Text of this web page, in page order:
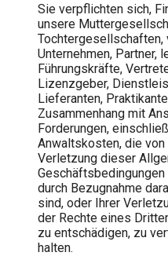
Sie verpflichten sich,
unsere
Tochtergesellschaften,
Unternehmen, Partner,
Führungskräfte,
Lizenzgeber,
Lieferanten,
Zusammenhang mit
Forderungen,
Anwaltskosten, die
Verletzung dieser
durch Bezugnahme
sind, oder Ihrer
der Rechte eines
zu entschädigen, zu
halten.